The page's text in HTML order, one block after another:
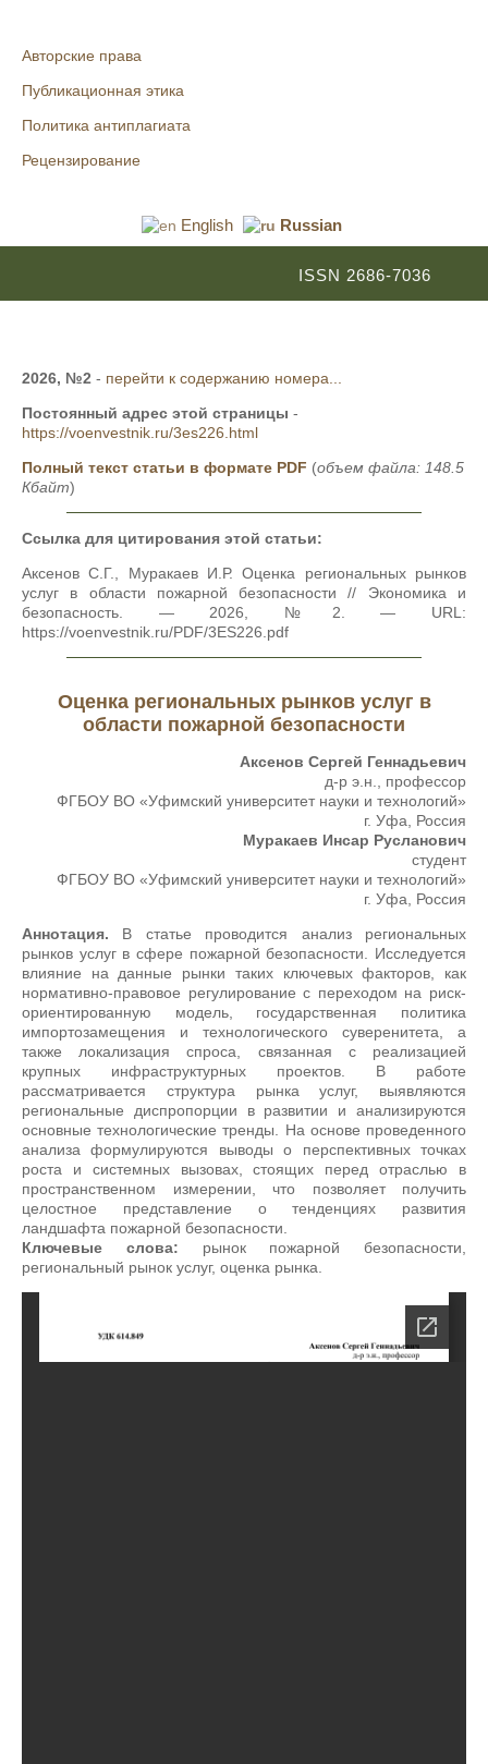
Авторские права
Публикационная этика
Политика антиплагиата
Рецензирование
English Russian
ISSN 2686-7036
2026, №2 - перейти к содержанию номера...
Постоянный адрес этой страницы -
https://voenvestnik.ru/3es226.html
Полный текст статьи в формате PDF (объем файла: 148.5
Кбайт)
Ссылка для цитирования этой статьи:
Аксенов С.Г., Муракаев И.Р. Оценка региональных рынков
услуг в области пожарной безопасности // Экономика и
безопасность. — 2026, №2. — URL:
https://voenvestnik.ru/PDF/3ES226.pdf
Оценка региональных рынков услуг в
области пожарной безопасности
Аксенов Сергей Геннадьевич
д-р э.н., профессор
ФГБОУ ВО «Уфимский университет науки и технологий»
г. Уфа, Россия
Муракаев Инсар Русланович
студент
ФГБОУ ВО «Уфимский университет науки и технологий»
г. Уфа, Россия
Аннотация. В статье проводится анализ региональных
рынков услуг в сфере пожарной безопасности. Исследуется
влияние на данные рынки таких ключевых факторов, как
нормативно-правовое регулирование с переходом на риск-
ориентированную модель, государственная политика
импортозамещения и технологического суверенитета, а
также локализация спроса, связанная с реализацией
крупных инфраструктурных проектов. В работе
рассматривается структура рынка услуг, выявляются
региональные диспропорции в развитии и анализируются
основные технологические тренды. На основе проведенного
анализа формулируются выводы о перспективных точках
роста и системных вызовах, стоящих перед отраслью в
пространственном измерении, что позволяет получить
целостное представление о тенденциях развития
ландшафта пожарной безопасности.
Ключевые слова: рынок пожарной безопасности,
региональный рынок услуг, оценка рынка.